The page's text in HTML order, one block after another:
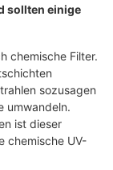
sollten einige
chemische Filter.
sozusagen
umwandeln.
ist dieser
chemische UV-